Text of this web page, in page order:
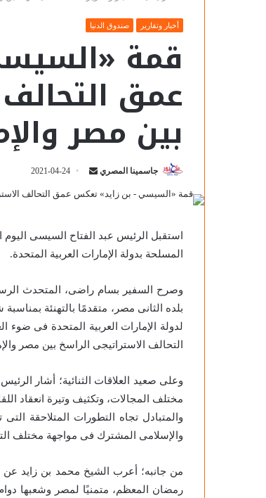
أخبار وتقارير صندوق الدنيا
قمة
عمق
بين مصر
جاسمينا المصري 2021-04-24
استقبل الرئيس عبد الفتاح السيسى
المسلحة بدولة الإمارات العربية المتحدة.
وصرح السفير بسام راضى، المتحدث
بلده الثانى مصر، متقدمًا بالتهنئة
لدولة الإمارات العربية المتحدة فى ضوء
التحالف الاستراتيجى الراسخ بين مصر
وعلى صعيد العلاقات الثنائية؛ أشار
مختلف المجالات، وتكثيف وتيرة انعقاد
والمتبادل تجاه التطورات المتلاحقة
والإسلامى المشترك فى مواجهة مختلف
من جانبه؛ أعرب الشيخ محمد بن زايد عن
رمضان المعظم، متمنيًا لمصر وشعبها دوام
سوزان
تكتب
مصرية..
ترصدها
هاني
رزق
سوزان التميمي تكتب عن:
ترصدها ريشة هاني رزق